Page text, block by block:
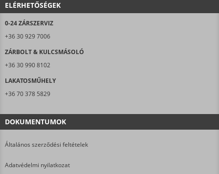
ELÉRHETŐSÉGEK
0-24 ZÁRSZERVIZ
+36 30 929 7006
ZÁRBOLT & KULCSMÁSOLÓ
+36 30 990 8102
LAKATOSMŰHELY
+36 70 378 5829
DOKUMENTUMOK
Általános szerződési feltételek
Adatvédelmi nyilatkozat